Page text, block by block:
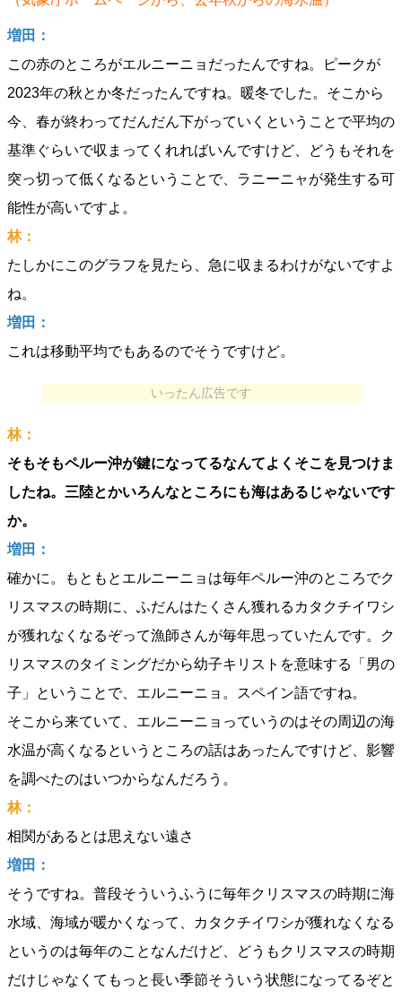
増田：
この赤のところがエルニーニョだったんですね。ピークが
2023年の秋とか冬だったんですね。暖冬でした。そこから
今、春が終わってだんだん下がっていくということで平均の
基準ぐらいで収まってくれればいんですけど、どうもそれを
突っ切って低くなるということで、ラニーニャが発生する可
能性が高いですよ。
林：
たしかにこのグラフを見たら、急に収まるわけがないですよ
ね。
増田：
これは移動平均でもあるのでそうですけど。
いったん広告です
林：
そもそもペルー沖が鍵になってるなんてよくそこを見つけま
したね。三陸とかいろんなところにも海はあるじゃないです
か。
増田：
確かに。もともとエルニーニョは毎年ペルー沖のところでク
リスマスの時期に、ふだんはたくさん獲れるカタクチイワシ
が獲れなくなるぞって漁師さんが毎年思っていたんです。ク
リスマスのタイミングだから幼子キリストを意味する「男の
子」ということで、エルニーニョ。スペイン語ですね。
そこから来ていて、エルニーニョっていうのはその周辺の海
水温が高くなるというところの話はあったんですけど、影響
を調べたのはいつからなんだろう。
林：
相関があるとは思えない遠さ
増田：
そうですね。普段そういうふうに毎年クリスマスの時期に海
水域、海域が暖かくなって、カタクチイワシが獲れなくなる
というのは毎年のことなんだけど、どうもクリスマスの時期
だけじゃなくてもっと長い季節そういう状態になってるぞと